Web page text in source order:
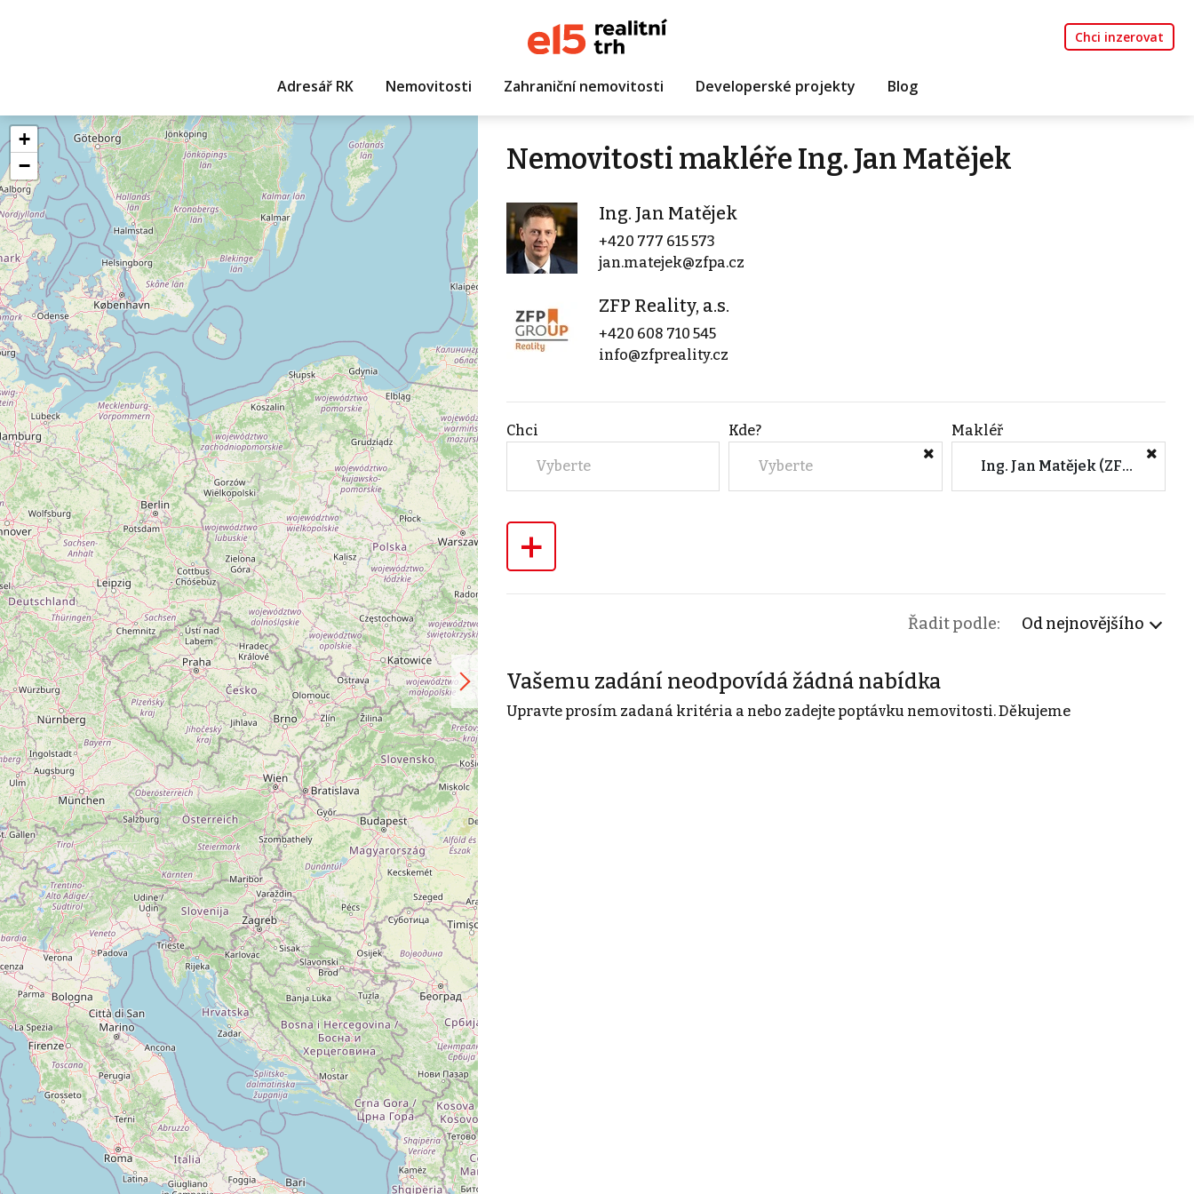
Chci inzerovat
Adresář RK Nemovitosti Zahraniční nemovitosti Developerské projekty Blog
+
−
Nemovitosti makléře Ing. Jan Matějek
Ing. Jan Matějek
+420 777 615 573
jan.matejek@zfpa.cz
ZFP Reality, a.s.
+420 608 710 545
info@zfpreality.cz
Chci
Vyberte
Kde?
Vyberte
Makléř
Ing. Jan Matějek (ZFP Reality, a.s.)
+
Řadit podle: Od nejnovějšího
Vašemu zadání neodpovídá žádná nabídka
Upravte prosím zadaná kritéria a nebo zadejte poptávku nemovitosti. Děkujeme